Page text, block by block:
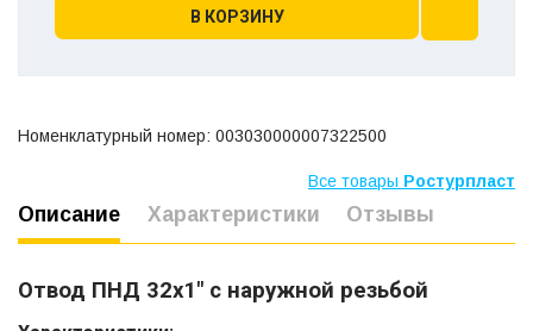
В КОРЗИНУ
Номенклатурный номер: 003030000007322500
Все товары Ростурпласт
Описание Характеристики Отзывы
Отвод ПНД 32х1" с наружной резьбой